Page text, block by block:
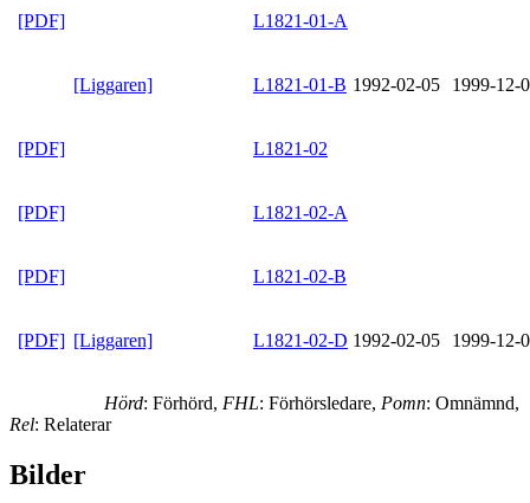
[PDF] L1821-01-A
[Liggaren] L1821-01-B 1992-02-05 1999-12-
[PDF] L1821-02
[PDF] L1821-02-A
[PDF] L1821-02-B
[PDF] [Liggaren] L1821-02-D 1992-02-05 1999-12-
Hörd: Förhörd, FHL: Förhörsledare, Pomn: Omnämnd,
Rel: Relaterar
Bilder